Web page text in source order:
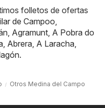
folletos de ofertas
de Campoo,
, Agramunt, A Pobra do
, Abrera, A Laracha,
.
Otros Medina del Campo